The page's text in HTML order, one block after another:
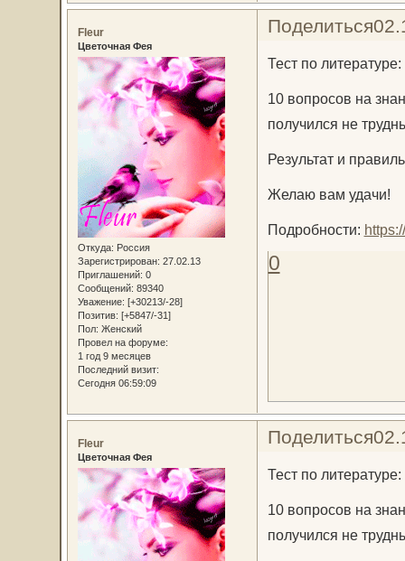
Поделиться
Fleur
Цветочная Фея
Откуда: Россия
Зарегистрирован: 27.02.13
Приглашений: 0
Сообщений: 89340
Уважение: [+30213/-28]
Позитив: [+5847/-31]
Пол: Женский
Провел на форуме:
1 год 9 месяцев
Последний визит:
Сегодня 06:59:09
Тест по
10 вопросов на
получился не
Результат и
Желаю вам удачи!
Подробности:
0
Поделиться
Fleur
Цветочная Фея
Тест по
10 вопросов на
получился не